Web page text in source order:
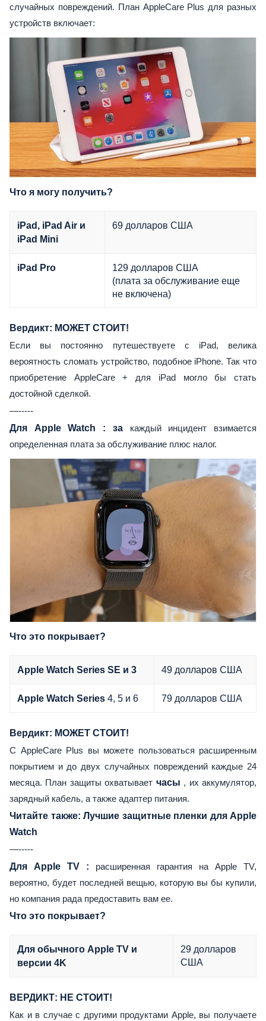
случайных повреждений. План AppleCare Plus для разных
устройств включает:
Что я могу получить?
iPad, iPad Air и
iPad Mini
69 долларов США
iPad Pro
129 долларов США
(плата за обслуживание еще
не включена)
Вердикт: МОЖЕТ СТОИТ!
Если вы постоянно путешествуете с iPad, велика
вероятность сломать устройство, подобное iPhone. Так что
приобретение AppleCare + для iPad могло бы стать
достойной сделкой.
—-----
Для Apple Watch : закаждый инцидент взимается
определенная плата за обслуживание плюс налог.
Что это покрывает?
Apple Watch Series SE и 3 49 долларов США
Apple Watch Series 4, 5 и 6 79 долларов США
Вердикт: МОЖЕТ СТОИТ!
С AppleCare Plus вы можете пользоваться расширенным
покрытием и до двух случайных повреждений каждые 24
месяца. План защиты охватывает часы , их аккумулятор,
зарядный кабель, а также адаптер питания.
Читайте также: Лучшие защитные пленки для Apple
Watch
—-----
Для Apple TV : расширенная гарантия на Apple TV,
вероятно, будет последней вещью, которую вы бы купили,
но компания рада предоставить вам ее.
Что это покрывает?
Для обычного Apple TV и
версии 4K
29 долларов
США
ВЕРДИКТ: НЕ СТОИТ!
Как и в случае с другими продуктами Apple, вы получаете